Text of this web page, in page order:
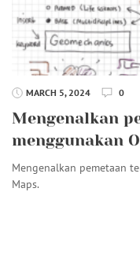
MARCH 5, 2024 0
Mengenalkan
menggunakan
Mengenalkan pemetaan
Maps.